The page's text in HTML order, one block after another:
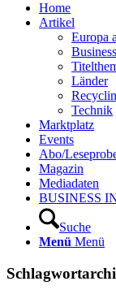
Home
Artikel
Europa
Business
Länder
Technik
Marktplatz
Events
Abo/
Magazin
Mediadaten
BUSINESS
Suche
Menü Menü